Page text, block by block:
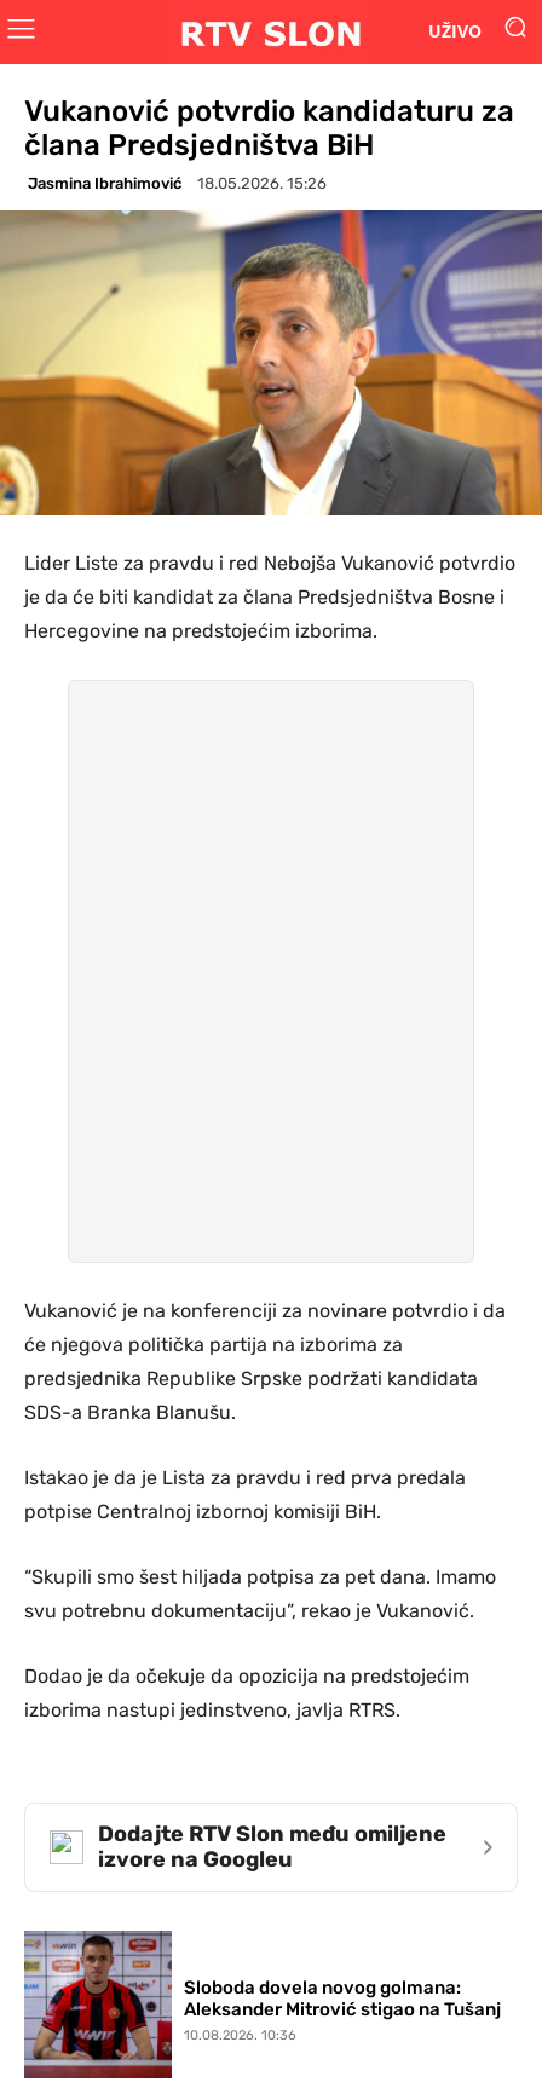
UŽIVO
Vukanović potvrdio kandidaturu za
člana Predsjedništva BiH
Jasmina Ibrahimović 18.05.2026. 15:26
Lider Liste za pravdu i red Nebojša Vukanović potvrdio
je da će biti kandidat za člana Predsjedništva Bosne i
Hercegovine na predstojećim izborima.
Vukanović je na konferenciji za novinare potvrdio i da
će njegova politička partija na izborima za
predsjednika Republike Srpske podržati kandidata
SDS-a Branka Blanušu.
Istakao je da je Lista za pravdu i red prva predala
potpise Centralnoj izbornoj komisiji BiH.
“Skupili smo šest hiljada potpisa za pet dana. Imamo
svu potrebnu dokumentaciju”, rekao je Vukanović.
Dodao je da očekuje da opozicija na predstojećim
izborima nastupi jedinstveno, javlja RTRS.
Dodajte RTV Slon među omiljene
izvore na Googleu
›
Sloboda dovela novog golmana:
Aleksander Mitrović stigao na Tušanj
10.08.2026. 10:36